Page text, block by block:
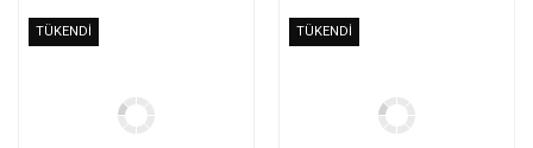
TÜKENDİ TÜKENDİ